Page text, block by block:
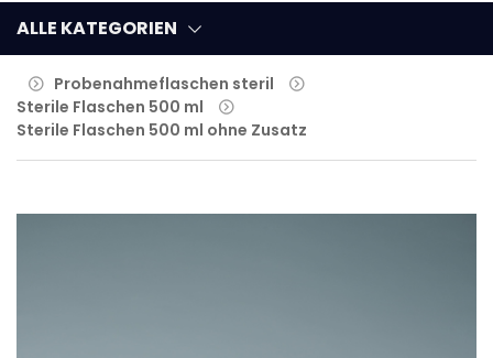
ALLE KATEGORIEN
Probenahmeflaschen steril
Sterile Flaschen 500 ml
Sterile Flaschen 500 ml ohne Zusatz